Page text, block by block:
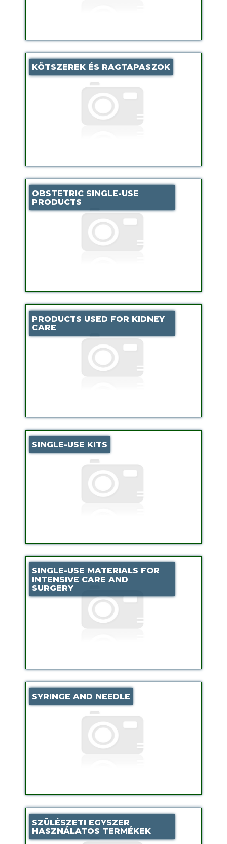
KÖTSZEREK ÉS RAGTAPASZOK
OBSTETRIC SINGLE-USE
PRODUCTS
PRODUCTS USED FOR KIDNEY
CARE
SINGLE-USE KITS
SINGLE-USE MATERIALS FOR
INTENSIVE CARE AND
SURGERY
SYRINGE AND NEEDLE
SZÜLÉSZETI EGYSZER
HASZNÁLATOS TERMÉKEK